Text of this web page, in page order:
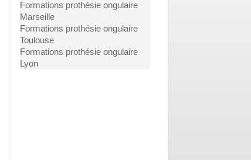
Formations prothésie ongulaire
Marseille
Formations prothésie ongulaire
Toulouse
Formations prothésie ongulaire
Lyon